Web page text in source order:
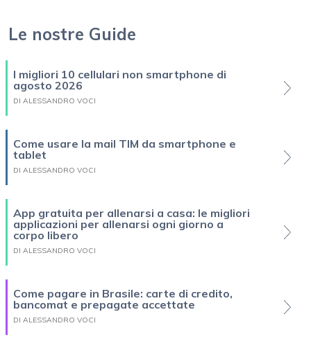
Le nostre Guide
I migliori 10 cellulari non smartphone di
agosto 2026
DI ALESSANDRO VOCI
Come usare la mail TIM da smartphone e
tablet
DI ALESSANDRO VOCI
App gratuita per allenarsi a casa: le migliori
applicazioni per allenarsi ogni giorno a
corpo libero
DI ALESSANDRO VOCI
Come pagare in Brasile: carte di credito,
bancomat e prepagate accettate
DI ALESSANDRO VOCI